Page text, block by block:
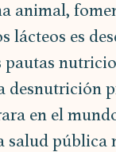
animal,
lácteos es
pautas
desnutrición
en el
salud pública